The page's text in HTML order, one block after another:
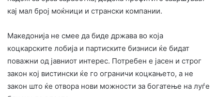
кај мал број моќници и странски компании.
Македонија не смее да биде држава во која
коцкарските лобија и партиските бизниси ќе бидат
поважни од јавниот интерес. Потребен е јасен и строг
закон кој вистински ќе го ограничи коцкањето, а не
закон што ќе отвора нови можности за богатење на луѓе